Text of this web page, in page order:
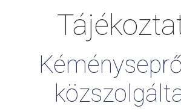
Szolgáltatások területenként
Ügyfélszolgálat